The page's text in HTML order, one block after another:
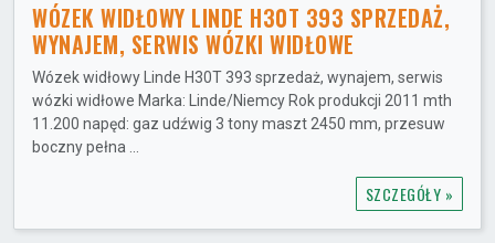
WÓZEK WIDŁOWY LINDE H30T 393 SPRZEDAŻ,
WYNAJEM, SERWIS WÓZKI WIDŁOWE
Wózek widłowy Linde H30T 393 sprzedaż, wynajem, serwis
wózki widłowe Marka: Linde/Niemcy Rok produkcji 2011 mth
11.200 napęd: gaz udźwig 3 tony maszt 2450 mm, przesuw
boczny pełna ...
SZCZEGÓŁY »